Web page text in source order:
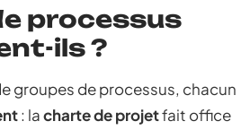
processus
ils ?
groupes de processus, chacun
: lacharte de projetfait office